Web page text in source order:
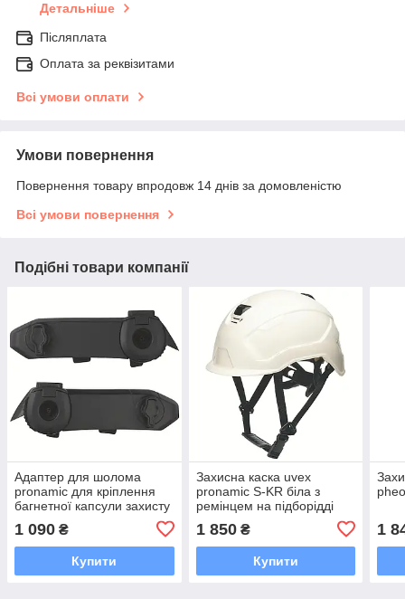
Детальніше
Післяплата
Оплата за реквізитами
Всі умови оплати
Умови повернення
Повернення товару впродовж 14 днів за домовленістю
Всі умови повернення
Подібні товари компанії
Адаптер для шолома
pronamic для кріплення
багнетної капсули захисту
слуху та/або напівкозирка
uvex pronamic
1 090 ₴
Купити
Захисна каска uvex
pronamic S-KR біла з
ремінцем на підборідді
1 850₴
Купити
1